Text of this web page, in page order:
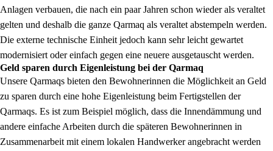
Anlagen verbauen, die nach ein paar Jahren schon wieder als veraltet
gelten und deshalb die ganze Qarmaq als veraltet abstempeln werden.
Die externe technische Einheit jedoch kann sehr leicht gewartet
modernisiert oder einfach gegen eine neuere ausgetauscht werden.
Geld sparen durch Eigenleistung bei der Qarmaq
Unsere Qarmaqs bieten den Bewohnerinnen die Möglichkeit an Geld
zu sparen durch eine hohe Eigenleistung beim Fertigstellen der
Qarmaqs. Es ist zum Beispiel möglich, dass die Innendämmung und
andere einfache Arbeiten durch die späteren Bewohnerinnen in
Zusammenarbeit mit einem lokalen Handwerker angebracht werden